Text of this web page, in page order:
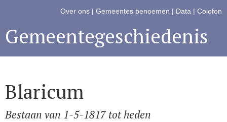
Over ons | Gemeentes benoemen | Data | Colofon
Gemeentegeschiedenis
Blaricum
Bestaan van 1-5-1817 tot heden